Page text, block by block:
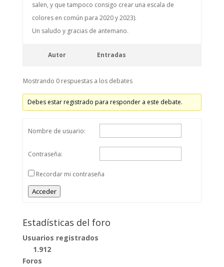
salen, y que tampoco consigo crear una escala de
colores en común para 2020 y 2023).
Un saludo y gracias de antemano.
Autor Entradas
Mostrando 0 respuestas a los debates
Debes estar registrado para responder a este debate.
Nombre de usuario:
Contraseña:
Recordar mi contraseña
Acceder
Estadísticas del foro
Usuarios registrados
1.912
Foros